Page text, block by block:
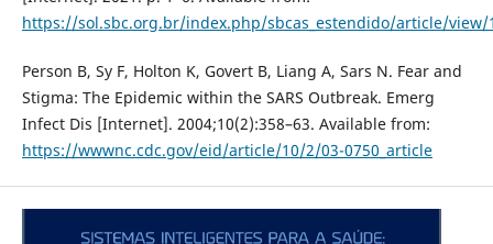
https://sol.sbc.org.br/index.php/sbcas_estendido/article/view/
Person B, Sy F, Holton K, Govert B, Liang A, Sars N. Fear and
Stigma: The Epidemic within the SARS Outbreak. Emerg
Infect Dis [Internet]. 2004;10(2):358–63. Available from:
https://wwwnc.cdc.gov/eid/article/10/2/03-0750_article